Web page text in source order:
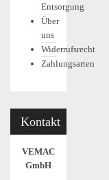
Entsorgung
Über
uns
Widerrufsrecht
Zahlungsarten
Kontakt
VEMAC
GmbH